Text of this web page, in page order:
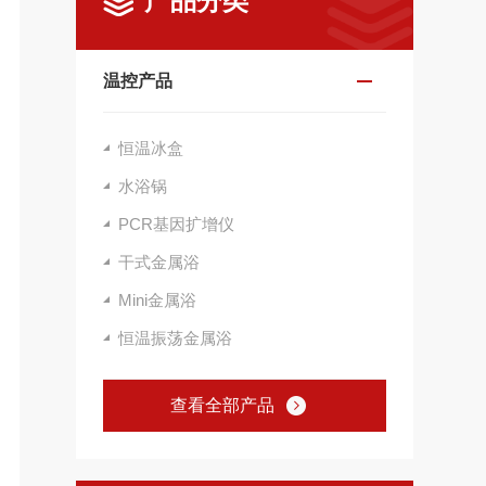
温控产品
恒温冰盒
水浴锅
PCR基因扩增仪
干式金属浴
Mini金属浴
恒温振荡金属浴
查看全部产品